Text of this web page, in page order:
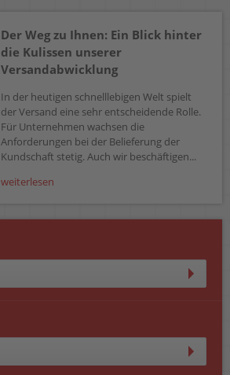
Der Weg zu Ihnen: Ein Blick hinter
die Kulissen unserer
Versandabwicklung
In der heutigen schnelllebigen Welt spielt
der Versand eine sehr entscheidende Rolle.
Für Unternehmen wachsen die
Anforderungen bei der Belieferung der
Kundschaft stetig. Auch wir beschäftigen...
weiterlesen